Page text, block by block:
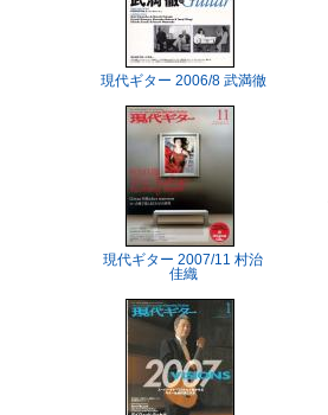
現代ギター 2006/8 武満徹
現代ギター 2007/11 村治
佳織